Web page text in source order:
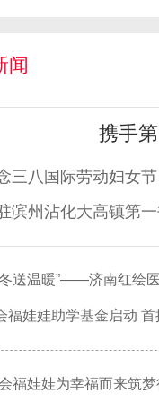
闻
携手
三八国际劳动妇女
滨州沾化大高镇第
台一村、台四村和
送温暖”——济南红绘
福娃娃助学基金启动
福娃娃为幸福而来筑梦